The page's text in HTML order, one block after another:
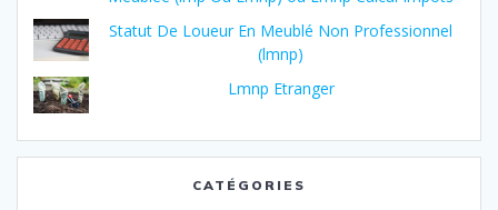
Statut De Loueur En Meublé Non Professionnel
(lmnp)
Lmnp Etranger
CATÉGORIES